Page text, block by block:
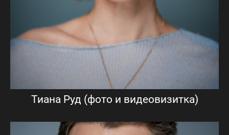
Тиана Руд (фото и видеовизитка)